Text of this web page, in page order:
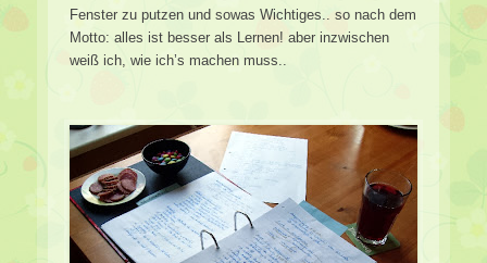
Fenster zu putzen und sowas Wichtiges.. so nach dem
Motto: alles ist besser als Lernen! aber inzwischen
weiß ich, wie ich’s machen muss..